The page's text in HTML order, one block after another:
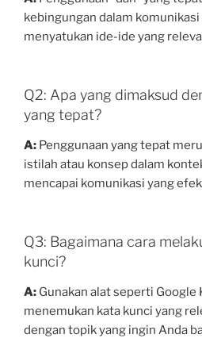
kebingungan dalam
menyatukan ide-ide yang
Q2: Apa yang dimaksud
yang tepat?
A: Penggunaan yang tepat
istilah atau konsep dalam
mencapai komunikasi yang
Q3: Bagaimana cara
kunci?
A: Gunakan alat seperti
menemukan kata kunci yang
dengan topik yang ingin Anda